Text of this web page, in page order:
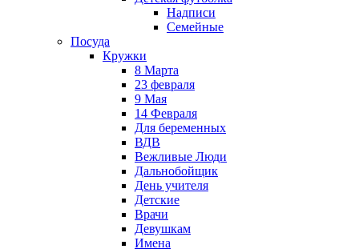
Надписи
Семейные
Посуда
Кружки
8 Марта
23 февраля
9 Мая
14 Февраля
Для беременных
ВДВ
Вежливые Люди
Дальнобойщик
День учителя
Детские
Врачи
Девушкам
Имена